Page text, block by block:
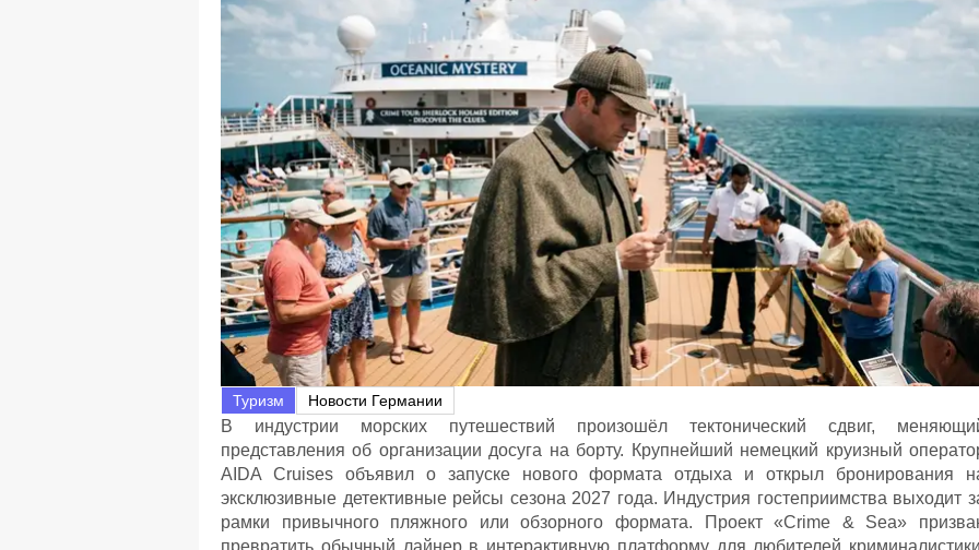
Туризм Новости Германии
В индустрии морских путешествий произошёл тектонический сдвиг,
представления об организации досуга на борту. Крупнейший немецкий круизный
AIDA Cruises объявил о запуске нового формата отдыха и открыл бронирования
эксклюзивные детективные рейсы сезона 2027 года. Индустрия гостеприимства выходит
рамки привычного пляжного или обзорного формата. Проект «Crime & Sea»
превратить обычный лайнер в интерактивную платформу для любителей